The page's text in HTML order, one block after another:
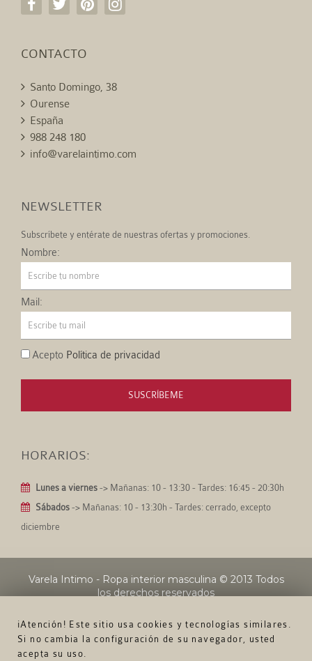
¡Atención! Este sitio usa cookies y tecnologías similares.
Si no cambia la configuración de su navegador, usted
acepta su uso.
CONTACTO
Santo Domingo, 38
Ourense
España
988 248 180
info@varelaintimo.com
NEWSLETTER
Subscríbete y entérate de nuestras ofertas y promociones.
Nombre:
Mail:
Acepto Política de privacidad
SUSCRÍBEME
HORARIOS:
Lunes a viernes -> Mañanas: 10 - 13:30 - Tardes: 16:45 - 20:30h
Sábados -> Mañanas: 10 - 13:30h - Tardes: cerrado, excepto
diciembre
Varela Intimo - Ropa interior masculina © 2013 Todos
los derechos reservados